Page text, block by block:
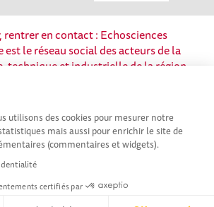
utilisons des cookies pour mesurer notre
mais aussi pour enrichir le site de
(commentaires et widgets).
certifiés par
rentrer en contact : Echosciences
le réseau social des acteurs de la
technique et industrielle de la région.